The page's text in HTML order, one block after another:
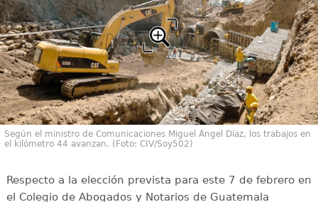
Según el ministro de Comunicaciones Miguel Ángel Díaz, los trabajos en
el kilómetro 44 avanzan. (Foto: CIV/Soy502)
Respecto a la elección prevista para este 7 de febrero en
el Colegio de Abogados y Notarios de Guatemala